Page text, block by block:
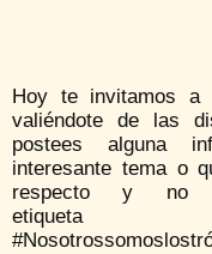
Hoy te invitamos a
valiéndote de las
postees alguna
interesante tema o
respecto y
etiqueta